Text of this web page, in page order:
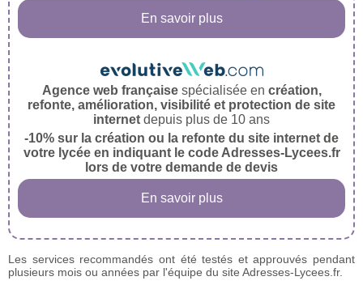
En savoir plus
Agence web françaisespécialisée en création,
refonte, amélioration, visibilité et protection de site
internet depuis plus de 10 ans
-10% sur la création ou la refonte du site internet de
votre lycée en indiquant le code Adresses-Lycees.fr
lors de votre demande de devis
En savoir plus
Les services recommandés ont été testés et approuvés pendant
plusieurs mois ou années par l'équipe du site Adresses-Lycees.fr.